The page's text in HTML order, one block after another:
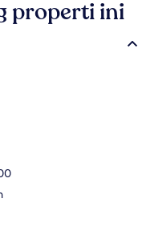
properti ini